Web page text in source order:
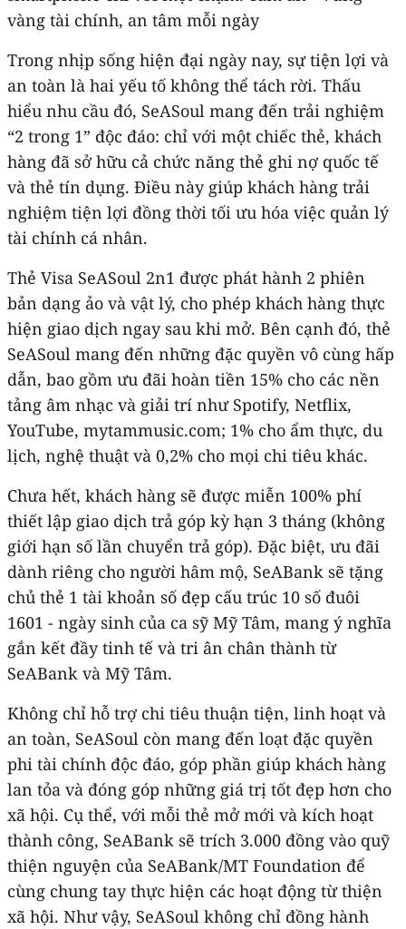
vàng tài chính, an tâm mỗi ngày
Trong nhịp sống hiện đại ngày nay, sự tiện lợi và
an toàn là hai yếu tố không thể tách rời. Thấu
hiểu nhu cầu đó, SeASoul mang đến trải nghiệm
“2 trong 1” độc đáo: chỉ với một chiếc thẻ, khách
hàng đã sở hữu cả chức năng thẻ ghi nợ quốc tế
và thẻ tín dụng. Điều này giúp khách hàng trải
nghiệm tiện lợi đồng thời tối ưu hóa việc quản lý
tài chính cá nhân.
Thẻ Visa SeASoul 2n1 được phát hành 2 phiên
bản dạng ảo và vật lý, cho phép khách hàng thực
hiện giao dịch ngay sau khi mở. Bên cạnh đó, thẻ
SeASoul mang đến những đặc quyền vô cùng hấp
dẫn, bao gồm ưu đãi hoàn tiền 15% cho các nền
tảng âm nhạc và giải trí như Spotify, Netflix,
YouTube, mytammusic.com; 1% cho ẩm thực, du
lịch, nghệ thuật và 0,2% cho mọi chi tiêu khác.
Chưa hết, khách hàng sẽ được miễn 100% phí
thiết lập giao dịch trả góp kỳ hạn 3 tháng (không
giới hạn số lần chuyển trả góp). Đặc biệt, ưu đãi
dành riêng cho người hâm mộ, SeABank sẽ tặng
chủ thẻ 1 tài khoản số đẹp cấu trúc 10 số đuôi
1601 - ngày sinh của ca sỹ Mỹ Tâm, mang ý nghĩa
gắn kết đầy tinh tế và tri ân chân thành từ
SeABank và Mỹ Tâm.
Không chỉ hỗ trợ chi tiêu thuận tiện, linh hoạt và
an toàn, SeASoul còn mang đến loạt đặc quyền
phi tài chính độc đáo, góp phần giúp khách hàng
lan tỏa và đóng góp những giá trị tốt đẹp hơn cho
xã hội. Cụ thể, với mỗi thẻ mở mới và kích hoạt
thành công, SeABank sẽ trích 3.000 đồng vào quỹ
thiện nguyện của SeABank/MT Foundation để
cùng chung tay thực hiện các hoạt động từ thiện
xã hội. Như vậy, SeASoul không chỉ đồng hành